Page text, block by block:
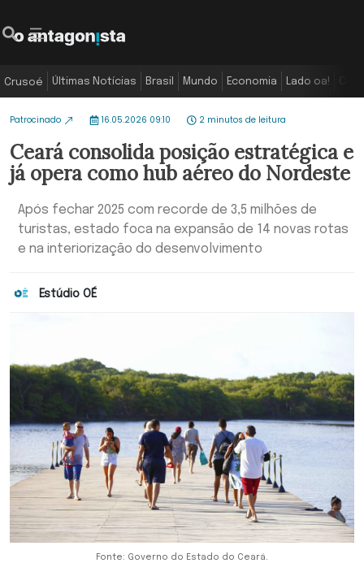
Crusoé Últimas Notícias Brasil Mundo Economia Lado oa!
Patrocinado 16.05.2026 09:10 2 minutos de leitura
Ceará consolida posição estratégica e
já opera como hub aéreo do Nordeste
Após fechar 2025 com recorde de 3,5 milhões de
turistas, estado foca na expansão de 14 novas rotas
e na interiorização do desenvolvimento
Estúdio OÉ
Fonte: Governo do Estado do Ceará.